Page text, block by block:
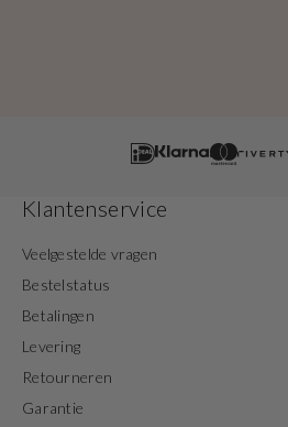
Klantenservice
Veelgestelde vragen
Bestelstatus
Betalingen
Levering
Retourneren
Garantie